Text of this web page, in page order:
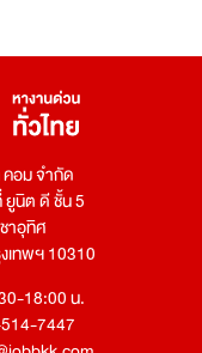
คอม จำกัด
ยูนิต ดี ชั้น 5
าอุทิศ
เทพฯ 10310
18:00 น.
7447